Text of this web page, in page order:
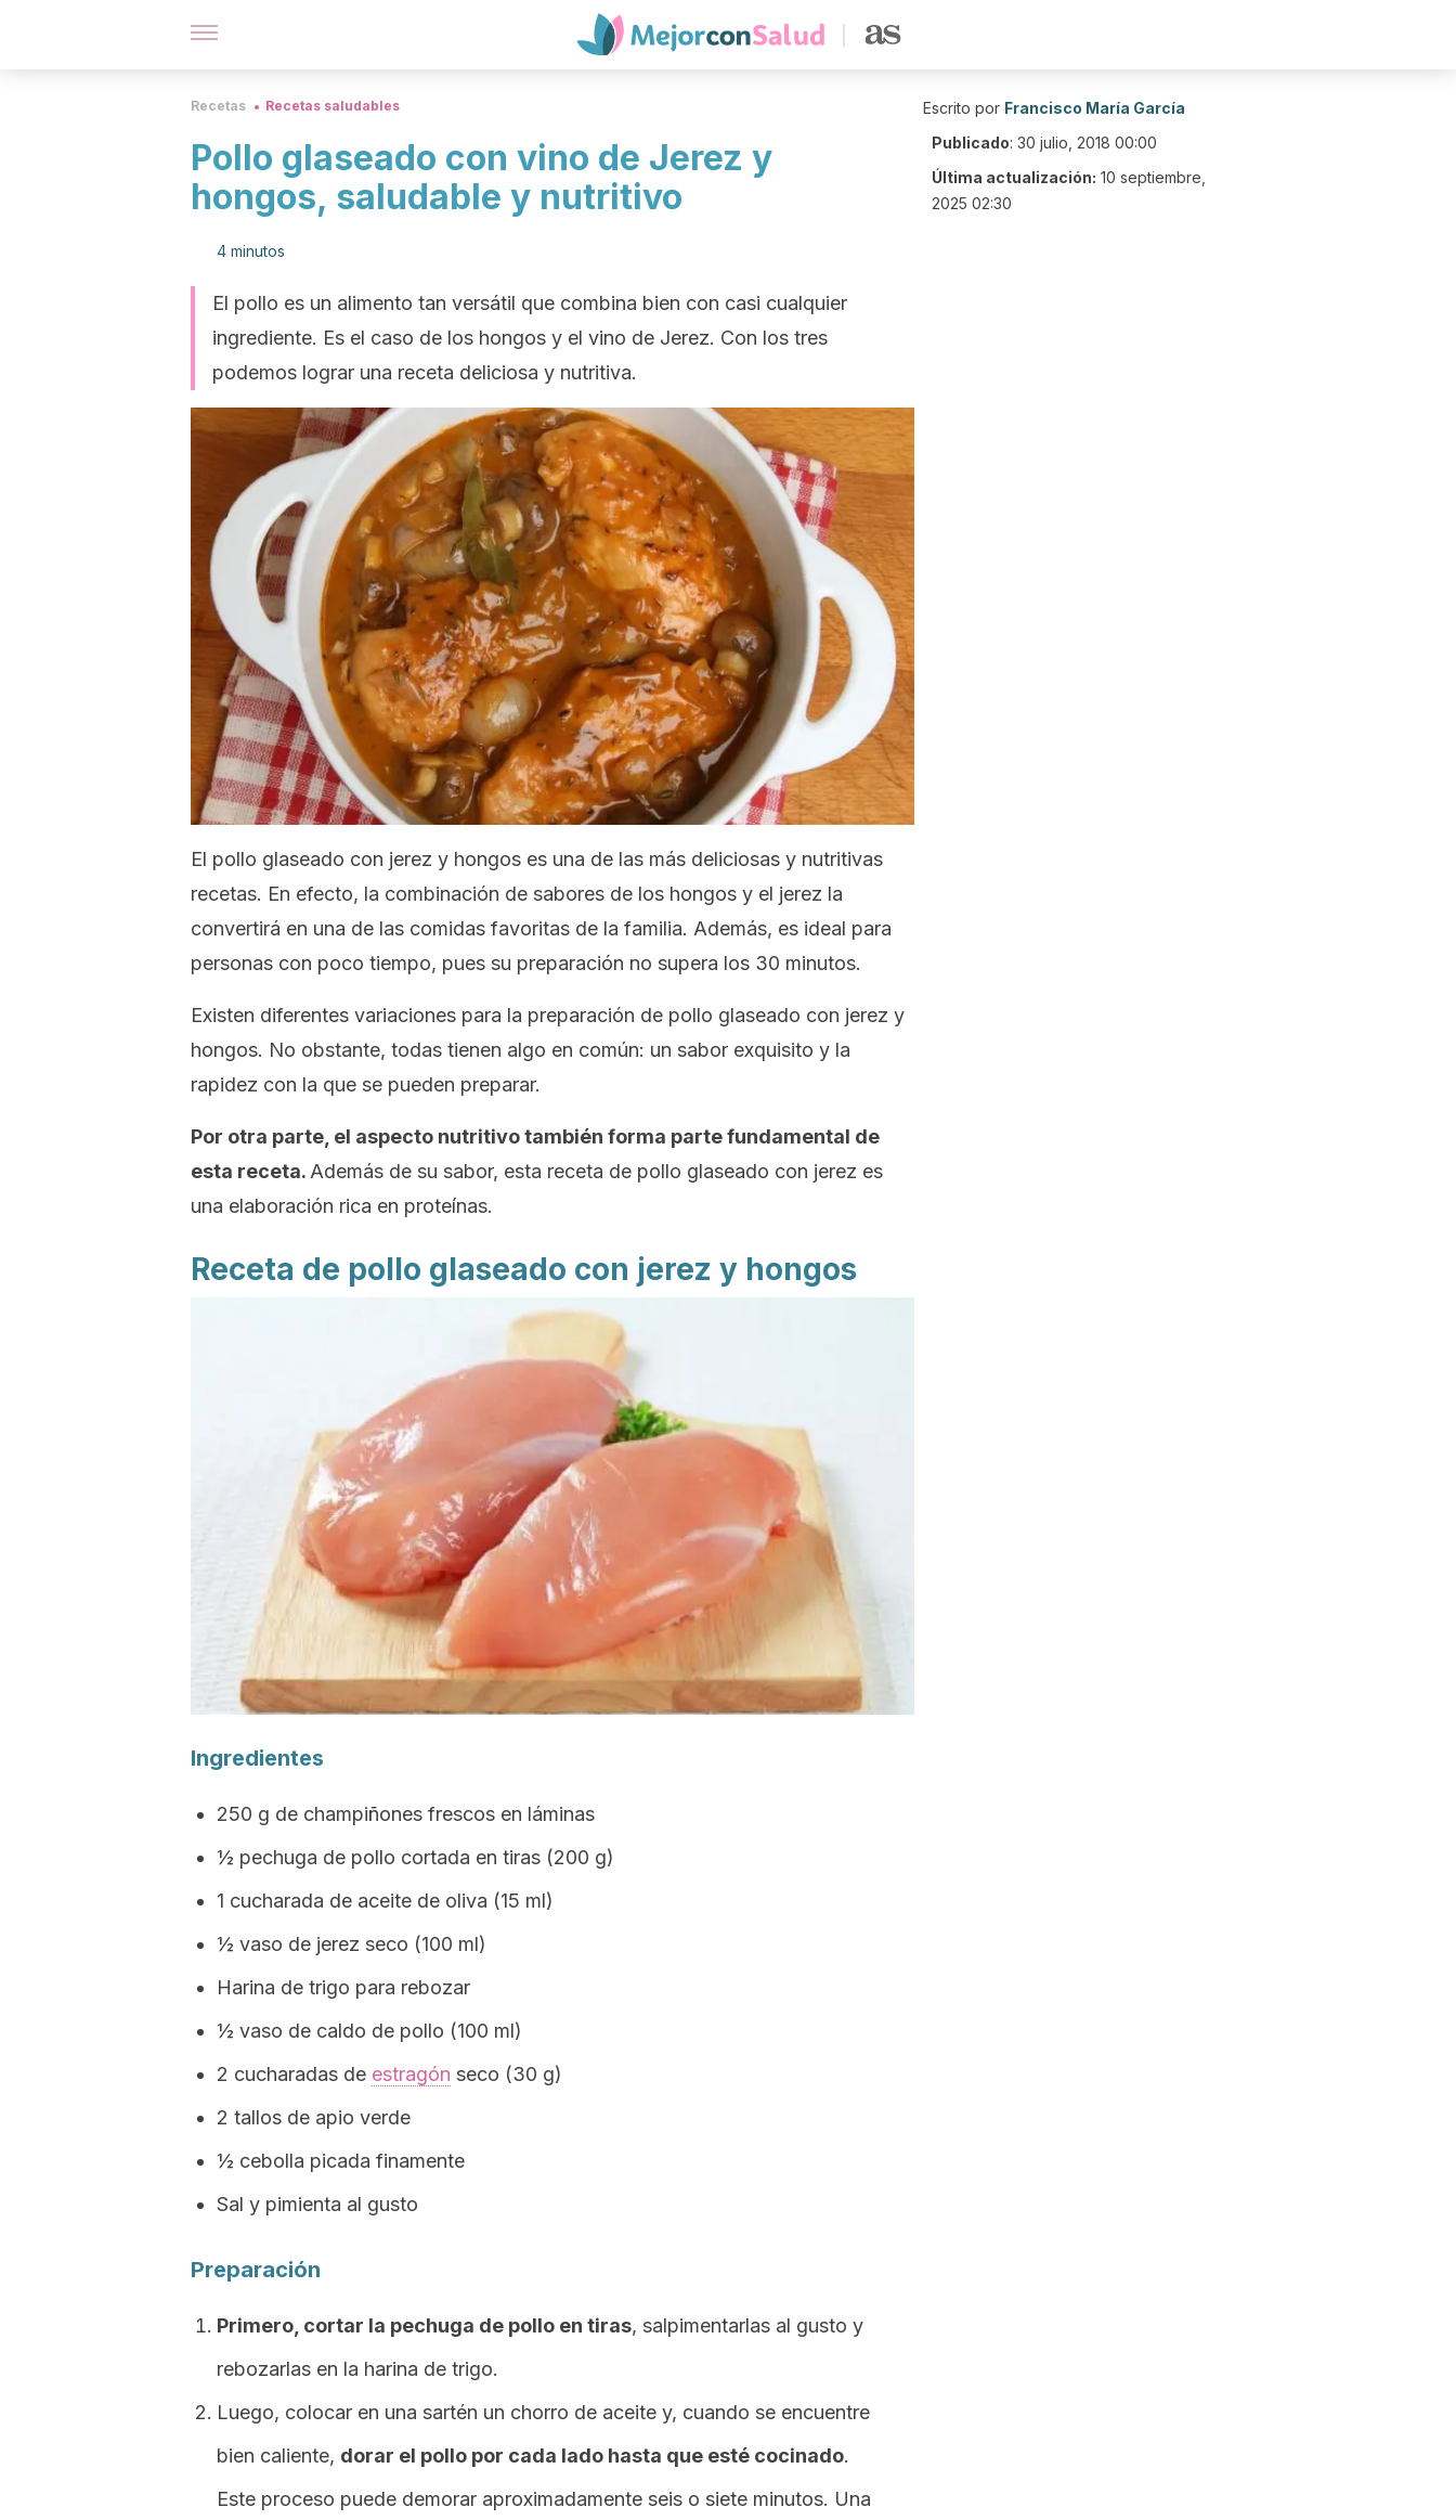
Recetas Recetas saludables
Pollo glaseado con vino de Jerez y
hongos, saludable y nutritivo
4 minutos
El pollo es un alimento tan versátil que combina bien con casi cualquier
ingrediente. Es el caso de los hongos y el vino de Jerez. Con los tres
podemos lograr una receta deliciosa y nutritiva.
El pollo glaseado con jerez y hongos es una de las más deliciosas y nutritivas
recetas. En efecto, la combinación de sabores de los hongos y el jerez la
convertirá en una de las comidas favoritas de la familia. Además, es ideal para
personas con poco tiempo, pues su preparación no supera los 30 minutos.
Existen diferentes variaciones para la preparación de pollo glaseado con jerez y
hongos. No obstante, todas tienen algo en común: un sabor exquisito y la
rapidez con la que se pueden preparar.
Por otra parte, el aspecto nutritivo también forma parte fundamental de
esta receta. Además de su sabor, esta receta de pollo glaseado con jerez es
una elaboración rica en proteínas.
Receta de pollo glaseado con jerez y hongos
Ingredientes
250 g de champiñones frescos en láminas
½ pechuga de pollo cortada en tiras (200 g)
1 cucharada de aceite de oliva (15 ml)
½ vaso de jerez seco (100 ml)
Harina de trigo para rebozar
½ vaso de caldo de pollo (100 ml)
2 cucharadas de estragón seco (30 g)
2 tallos de apio verde
½ cebolla picada finamente
Sal y pimienta al gusto
Preparación
Primero, cortar la pechuga de pollo en tiras, salpimentarlas al gusto y
rebozarlas en la harina de trigo.
Luego, colocar en una sartén un chorro de aceite y, cuando se encuentre
bien caliente, dorar el pollo por cada lado hasta que esté cocinado.
Este proceso puede demorar aproximadamente seis o siete minutos. Una
Escrito por Francisco María García
Publicado: 30 julio, 2018 00:00
Última actualización: 10 septiembre,
2025 02:30